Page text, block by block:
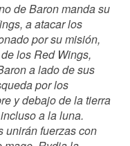
de Baron manda su
a atacar los
por su misión,
los Red Wings,
a lado de sus
por los
y debajo de la tierra
a la luna.
unirán fuerzas con